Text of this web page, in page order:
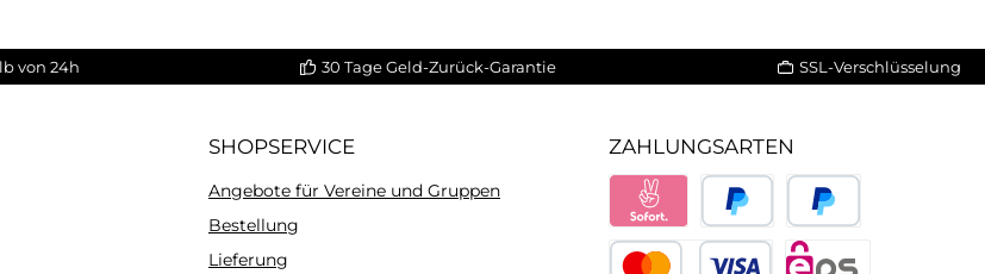
von 24h 30 Tage Geld-Zurück-Garantie SSL-Verschlüsselung
SHOPSERVICE
Angebote für Vereine und Gruppen
Bestellung
Lieferung
ZAHLUNGSARTEN
PayPal Später bezahlen
Sofort